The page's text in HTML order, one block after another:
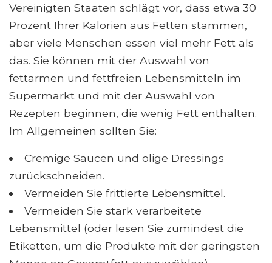
Vereinigten Staaten schlägt vor, dass etwa 30
Prozent Ihrer Kalorien aus Fetten stammen,
aber viele Menschen essen viel mehr Fett als
das. Sie können mit der Auswahl von
fettarmen und fettfreien Lebensmitteln im
Supermarkt und mit der Auswahl von
Rezepten beginnen, die wenig Fett enthalten.
Im Allgemeinen sollten Sie:
Cremige Saucen und ölige Dressings
zurückschneiden.
Vermeiden Sie frittierte Lebensmittel.
Vermeiden Sie stark verarbeitete
Lebensmittel (oder lesen Sie zumindest die
Etiketten, um die Produkte mit der geringsten